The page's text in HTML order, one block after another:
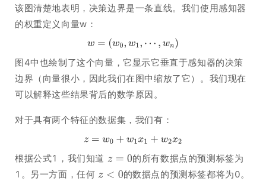
该图清楚地表明，决策边界是一条直线。我们使用感知器
的权重定义向量w：
图4中也绘制了这个向量，它显示它垂直于感知器的决策
边界（向量很小，因此我们在图中缩放了它）。我们现在
可以解释这些结果背后的数学原因。
对于具有两个特征的数据集，我们有：
根据公式1，我们知道
的所有数据点的预测标签为
1。另一方面，任何
的数据点的预测标签都将为0。